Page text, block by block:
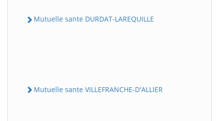
Mutuelle sante DURDAT-LAREQUILLE
Mutuelle sante VILLEFRANCHE-D'ALLIER